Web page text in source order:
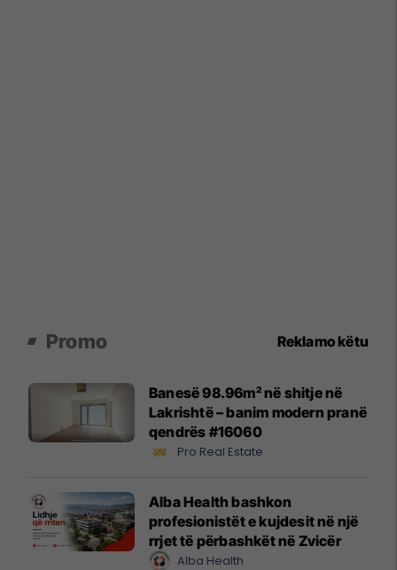
Promo Reklamo këtu
Banesë 98.96m² në shitje në
Lakrishtë – banim modern pranë
qendrës #16060
Pro Real Estate
Alba Health bashkon
profesionistët e kujdesit në një
rrjet të përbashkët në Zvicër
Alba Health